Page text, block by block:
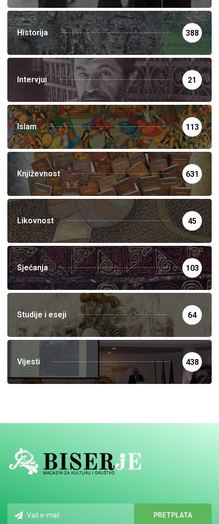
Historija 388
Intervjui 21
Islam 113
Književnost 631
Likovnost 45
Sjećanja 103
Studije i eseji 64
Vijesti 438